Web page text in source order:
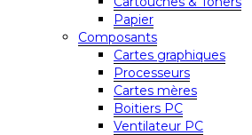
Papier
Composants
Cartes graphiques
Processeurs
Cartes mères
Boitiers PC
Ventilateur PC